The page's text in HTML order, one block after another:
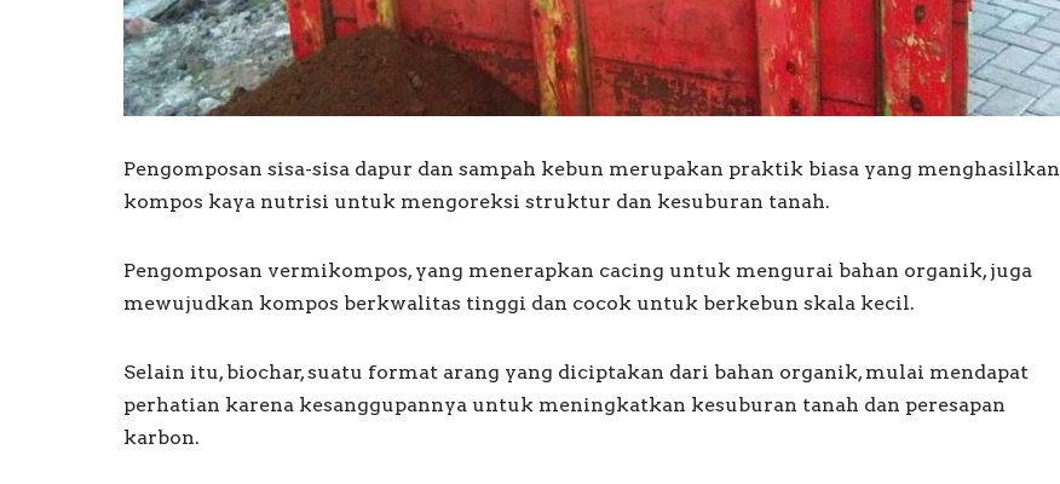
Pengomposan sisa-sisa dapur dan sampah kebun merupakan praktik biasa yang menghasilkan
kompos kaya nutrisi untuk mengoreksi struktur dan kesuburan tanah.
Pengomposan vermikompos, yang menerapkan cacing untuk mengurai bahan organik, juga
mewujudkan kompos berkwalitas tinggi dan cocok untuk berkebun skala kecil.
Selain itu, biochar, suatu format arang yang diciptakan dari bahan organik, mulai mendapat
perhatian karena kesanggupannya untuk meningkatkan kesuburan tanah dan peresapan
karbon.